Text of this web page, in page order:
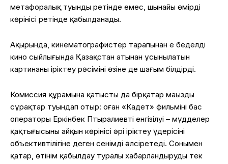
метафоралық туынды ретінде емес, шынайы өмірдің
көрінісі ретінде қабылданады.
Ақырында, кинематографистер тарапынан ең беделді
кино сыйлығында Қазақстан атынан ұсынылатын
картинаны іріктеу рәсімінің өзіне де шағым білдірді.
Комиссия құрамына қатысты да бірқатар маңызды
сұрақтар туындап отыр: оған «Кадет» фильмінің бас
операторы Еркінбек Птыралиевтің енгізілуі – мүдделер
қақтығысының айқын көрінісі әрі іріктеу үдерісінің
объективтілігіне деген сенімді әлсіретеді. Сонымен
қатар, өтінім қабылдау туралы хабарландырудың тек